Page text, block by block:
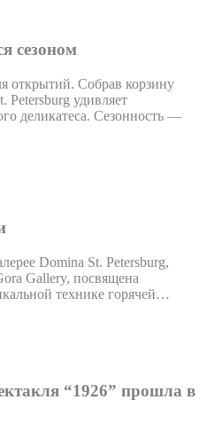
сезоном
открытий. Собрав корзину
удивляет
деликатеса. Сезонность —
Domina St. Petersburg,
Gallery, посвящена
технике горячей…
“1926” прошла в